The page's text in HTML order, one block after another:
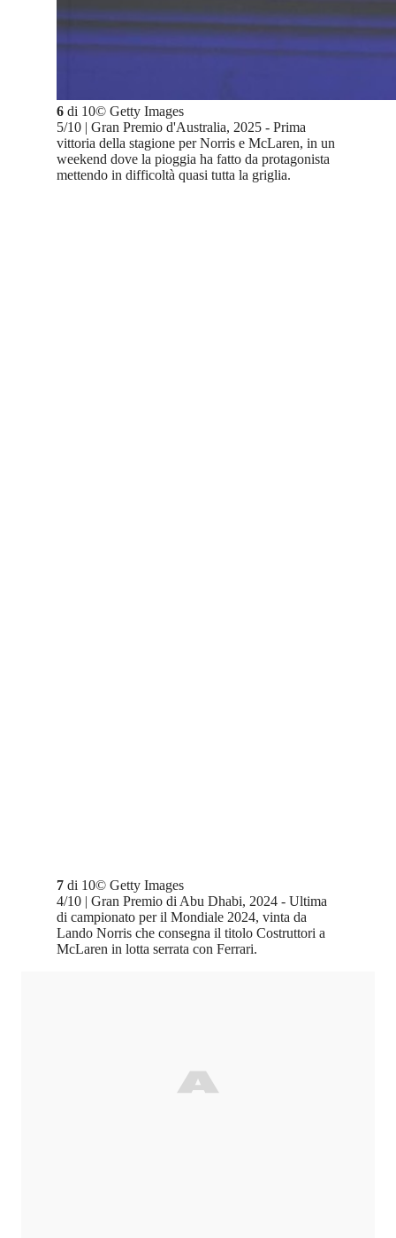
6 di 10© Getty Images
5/10 | Gran Premio d'Australia, 2025 - Prima
vittoria della stagione per Norris e McLaren, in un
weekend dove la pioggia ha fatto da protagonista
mettendo in difficoltà quasi tutta la griglia.
7 di 10© Getty Images
4/10 | Gran Premio di Abu Dhabi, 2024 - Ultima
di campionato per il Mondiale 2024, vinta da
Lando Norris che consegna il titolo Costruttori a
McLaren in lotta serrata con Ferrari.